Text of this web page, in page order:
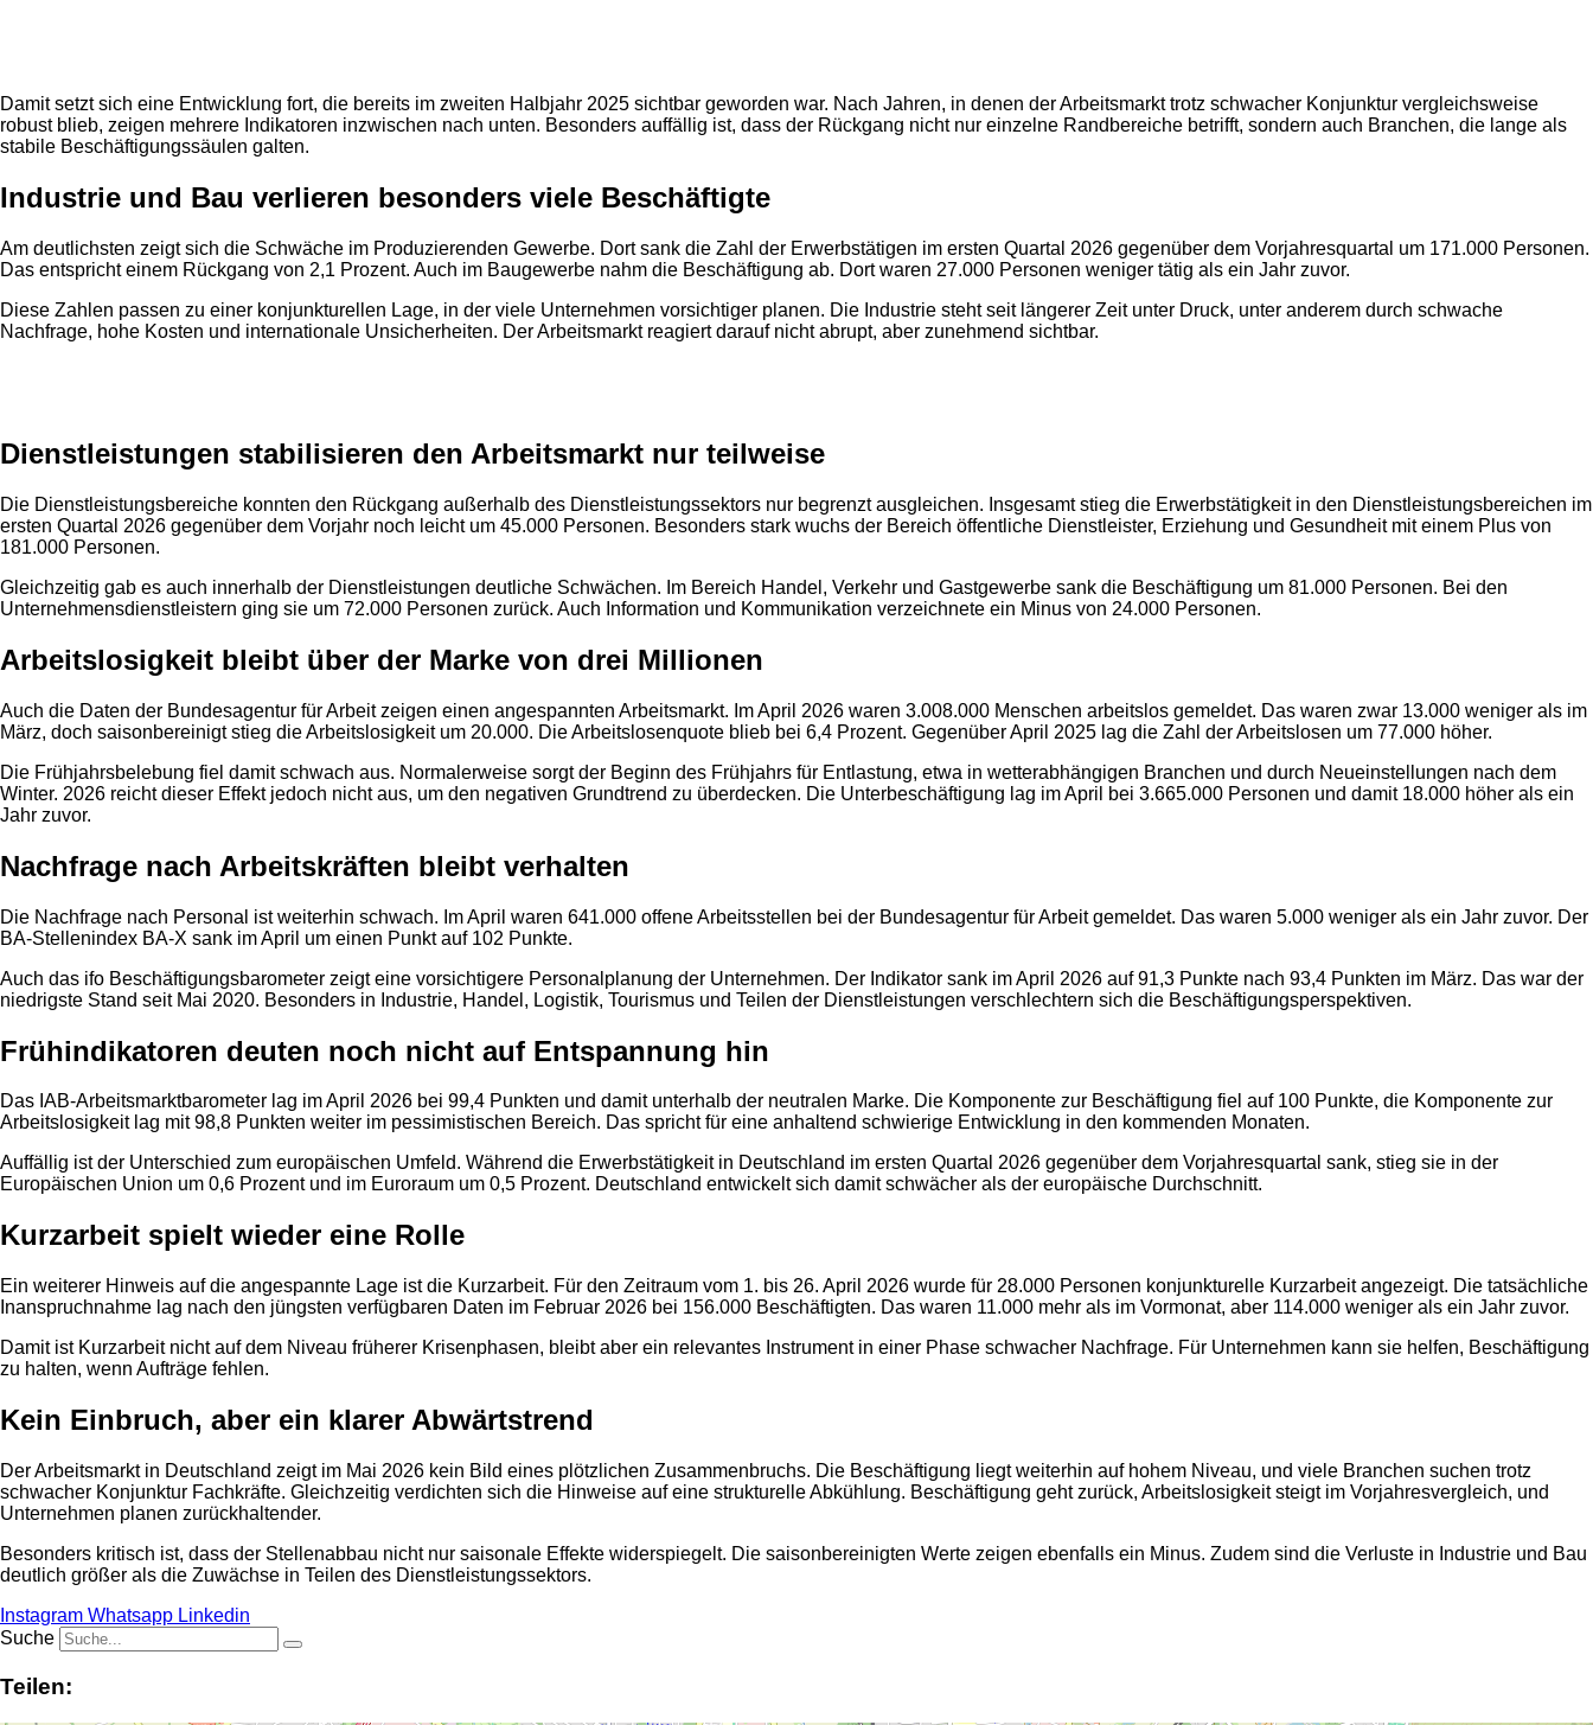
Damit setzt sich eine Entwicklung fort, die bereits im zweiten Halbjahr 2025 sichtbar geworden war. Nach Jahren, in denen der Arbeitsmarkt trotz schwacher Konjunktur vergleichsweise
robust blieb, zeigen mehrere Indikatoren inzwischen nach unten. Besonders auffällig ist, dass der Rückgang nicht nur einzelne Randbereiche betrifft, sondern auch Branchen, die lange als
stabile Beschäftigungssäulen galten.
Industrie und Bau verlieren besonders viele Beschäftigte
Am deutlichsten zeigt sich die Schwäche im Produzierenden Gewerbe. Dort sank die Zahl der Erwerbstätigen im ersten Quartal 2026 gegenüber dem Vorjahresquartal um 171.000 Personen.
Das entspricht einem Rückgang von 2,1 Prozent. Auch im Baugewerbe nahm die Beschäftigung ab. Dort waren 27.000 Personen weniger tätig als ein Jahr zuvor.
Diese Zahlen passen zu einer konjunkturellen Lage, in der viele Unternehmen vorsichtiger planen. Die Industrie steht seit längerer Zeit unter Druck, unter anderem durch schwache
Nachfrage, hohe Kosten und internationale Unsicherheiten. Der Arbeitsmarkt reagiert darauf nicht abrupt, aber zunehmend sichtbar.
Dienstleistungen stabilisieren den Arbeitsmarkt nur teilweise
Die Dienstleistungsbereiche konnten den Rückgang außerhalb des Dienstleistungssektors nur begrenzt ausgleichen. Insgesamt stieg die Erwerbstätigkeit in den Dienstleistungsbereichen im
ersten Quartal 2026 gegenüber dem Vorjahr noch leicht um 45.000 Personen. Besonders stark wuchs der Bereich öffentliche Dienstleister, Erziehung und Gesundheit mit einem Plus von
181.000 Personen.
Gleichzeitig gab es auch innerhalb der Dienstleistungen deutliche Schwächen. Im Bereich Handel, Verkehr und Gastgewerbe sank die Beschäftigung um 81.000 Personen. Bei den
Unternehmensdienstleistern ging sie um 72.000 Personen zurück. Auch Information und Kommunikation verzeichnete ein Minus von 24.000 Personen.
Arbeitslosigkeit bleibt über der Marke von drei Millionen
Auch die Daten der Bundesagentur für Arbeit zeigen einen angespannten Arbeitsmarkt. Im April 2026 waren 3.008.000 Menschen arbeitslos gemeldet. Das waren zwar 13.000 weniger als im
März, doch saisonbereinigt stieg die Arbeitslosigkeit um 20.000. Die Arbeitslosenquote blieb bei 6,4 Prozent. Gegenüber April 2025 lag die Zahl der Arbeitslosen um 77.000 höher.
Die Frühjahrsbelebung fiel damit schwach aus. Normalerweise sorgt der Beginn des Frühjahrs für Entlastung, etwa in wetterabhängigen Branchen und durch Neueinstellungen nach dem
Winter. 2026 reicht dieser Effekt jedoch nicht aus, um den negativen Grundtrend zu überdecken. Die Unterbeschäftigung lag im April bei 3.665.000 Personen und damit 18.000 höher als ein
Jahr zuvor.
Nachfrage nach Arbeitskräften bleibt verhalten
Die Nachfrage nach Personal ist weiterhin schwach. Im April waren 641.000 offene Arbeitsstellen bei der Bundesagentur für Arbeit gemeldet. Das waren 5.000 weniger als ein Jahr zuvor. Der
BA-Stellenindex BA-X sank im April um einen Punkt auf 102 Punkte.
Auch das ifo Beschäftigungsbarometer zeigt eine vorsichtigere Personalplanung der Unternehmen. Der Indikator sank im April 2026 auf 91,3 Punkte nach 93,4 Punkten im März. Das war der
niedrigste Stand seit Mai 2020. Besonders in Industrie, Handel, Logistik, Tourismus und Teilen der Dienstleistungen verschlechtern sich die Beschäftigungsperspektiven.
Frühindikatoren deuten noch nicht auf Entspannung hin
Das IAB-Arbeitsmarktbarometer lag im April 2026 bei 99,4 Punkten und damit unterhalb der neutralen Marke. Die Komponente zur Beschäftigung fiel auf 100 Punkte, die Komponente zur
Arbeitslosigkeit lag mit 98,8 Punkten weiter im pessimistischen Bereich. Das spricht für eine anhaltend schwierige Entwicklung in den kommenden Monaten.
Auffällig ist der Unterschied zum europäischen Umfeld. Während die Erwerbstätigkeit in Deutschland im ersten Quartal 2026 gegenüber dem Vorjahresquartal sank, stieg sie in der
Europäischen Union um 0,6 Prozent und im Euroraum um 0,5 Prozent. Deutschland entwickelt sich damit schwächer als der europäische Durchschnitt.
Kurzarbeit spielt wieder eine Rolle
Ein weiterer Hinweis auf die angespannte Lage ist die Kurzarbeit. Für den Zeitraum vom 1. bis 26. April 2026 wurde für 28.000 Personen konjunkturelle Kurzarbeit angezeigt. Die tatsächliche
Inanspruchnahme lag nach den jüngsten verfügbaren Daten im Februar 2026 bei 156.000 Beschäftigten. Das waren 11.000 mehr als im Vormonat, aber 114.000 weniger als ein Jahr zuvor.
Damit ist Kurzarbeit nicht auf dem Niveau früherer Krisenphasen, bleibt aber ein relevantes Instrument in einer Phase schwacher Nachfrage. Für Unternehmen kann sie helfen, Beschäftigung
zu halten, wenn Aufträge fehlen.
Kein Einbruch, aber ein klarer Abwärtstrend
Der Arbeitsmarkt in Deutschland zeigt im Mai 2026 kein Bild eines plötzlichen Zusammenbruchs. Die Beschäftigung liegt weiterhin auf hohem Niveau, und viele Branchen suchen trotz
schwacher Konjunktur Fachkräfte. Gleichzeitig verdichten sich die Hinweise auf eine strukturelle Abkühlung. Beschäftigung geht zurück, Arbeitslosigkeit steigt im Vorjahresvergleich, und
Unternehmen planen zurückhaltender.
Besonders kritisch ist, dass der Stellenabbau nicht nur saisonale Effekte widerspiegelt. Die saisonbereinigten Werte zeigen ebenfalls ein Minus. Zudem sind die Verluste in Industrie und Bau
deutlich größer als die Zuwächse in Teilen des Dienstleistungssektors.
Instagram Whatsapp Linkedin
Suche
Teilen:
2